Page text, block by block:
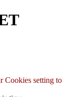
Cookies setting to